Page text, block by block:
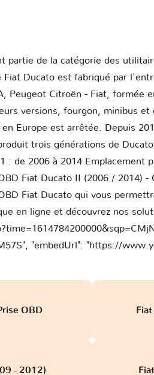
partie de la catégorie des
Ducato est fabriqué par
Peugeot Citroën - Fiat,
versions, fourgon, minibus
Europe est arrêtée. Depuis
trois générations de
de 2006 à 2014 Emplacement
Fiat Ducato II (2006 / 2014)
Fiat Ducato qui vous
en ligne et découvrez nos
"embedUrl": "https://
OBD
- 2012)